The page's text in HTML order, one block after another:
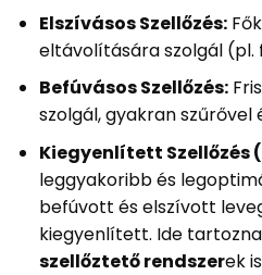
Elszívásos Szellőzés:
eltávolítására szolgál (pl.
Befúvásos Szellőzés:
szolgál, gyakran szűrővel
Kiegyenlített Szellőzés
leggyakoribb és
befúvott és elszívott
kiegyenlített. Ide
szellőztető rendszerek